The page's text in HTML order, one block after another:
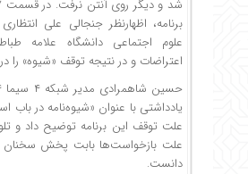
برنامه، اظهارنظر جنجالی علی
علوم اجتماعی دانشگاه علامه
اعتراضات و در نتیجه توقف «شیوه» را
یادداشتی با عنوان «شیوه‌نامه در باب
علت توقف این برنامه توضیح داد و
علت بازخواست‌ها بابت پخش سخنان
دانست.